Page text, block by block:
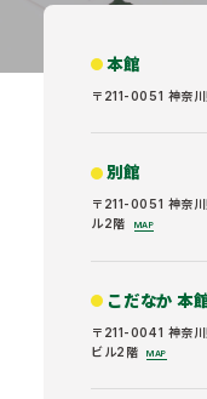
本館
〒211-0051 神奈
別館
〒211-0051 神奈
ル2階
MAP
こだなか 本
〒211-0041 神奈
ビル2階
MAP